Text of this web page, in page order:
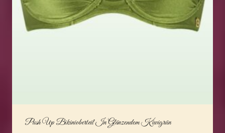
Push Up Bikinioberteil In Glänzendem Kiwigrün